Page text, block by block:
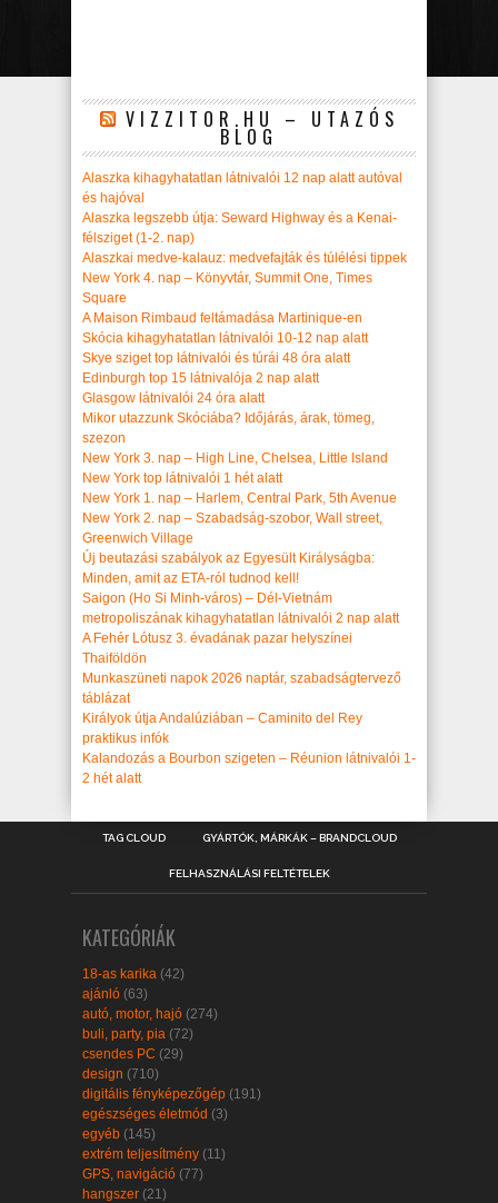
VIZZITOR.HU – UTAZÓS
BLOG
Alaszka kihagyhatatlan látnivalói 12 nap alatt autóval
és hajóval
Alaszka legszebb útja: Seward Highway és a Kenai-
félsziget (1-2. nap)
Alaszkai medve-kalauz: medvefajták és túlélési tippek
New York 4. nap – Könyvtár, Summit One, Times
Square
A Maison Rimbaud feltámadása Martinique-en
Skócia kihagyhatatlan látnivalói 10-12 nap alatt
Skye sziget top látnivalói és túrái 48 óra alatt
Edinburgh top 15 látnivalója 2 nap alatt
Glasgow látnivalói 24 óra alatt
Mikor utazzunk Skóciába? Időjárás, árak, tömeg,
szezon
New York 3. nap – High Line, Chelsea, Little Island
New York top látnivalói 1 hét alatt
New York 1. nap – Harlem, Central Park, 5th Avenue
New York 2. nap – Szabadság-szobor, Wall street,
Greenwich Village
Új beutazási szabályok az Egyesült Királyságba:
Minden, amit az ETA-ról tudnod kell!
Saigon (Ho Si Minh-város) – Dél-Vietnám
metropoliszának kihagyhatatlan látnivalói 2 nap alatt
A Fehér Lótusz 3. évadának pazar helyszínei
Thaiföldön
Munkaszüneti napok 2026 naptár, szabadságtervező
táblázat
Királyok útja Andalúziában – Caminito del Rey
praktikus infók
Kalandozás a Bourbon szigeten – Réunion látnivalói 1-
2 hét alatt
TAG CLOUD GYÁRTÓK, MÁRKÁK – BRANDCLOUD
FELHASZNÁLÁSI FELTÉTELEK
KATEGÓRIÁK
18-as karika (42)
ajánló (63)
autó, motor, hajó (274)
buli, party, pia (72)
csendes PC (29)
design (710)
digitális fényképezőgép (191)
egészséges életmód (3)
egyéb (145)
extrém teljesítmény (11)
GPS, navigáció (77)
hangszer (21)